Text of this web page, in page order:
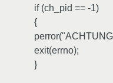
if (ch_pid == -1)
{
exit(errno);
}